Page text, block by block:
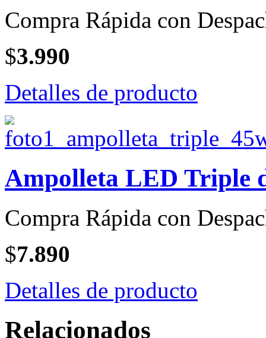
Compra Rápida con
$3.990
Detalles de producto
Ampolleta LED Triple
Compra Rápida con
$7.890
Detalles de producto
Relacionados